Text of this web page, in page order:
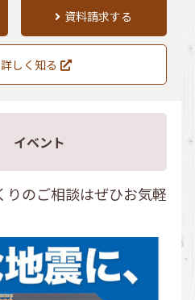
資料請求する
しく知る
イベント
のご相談はぜひお気軽